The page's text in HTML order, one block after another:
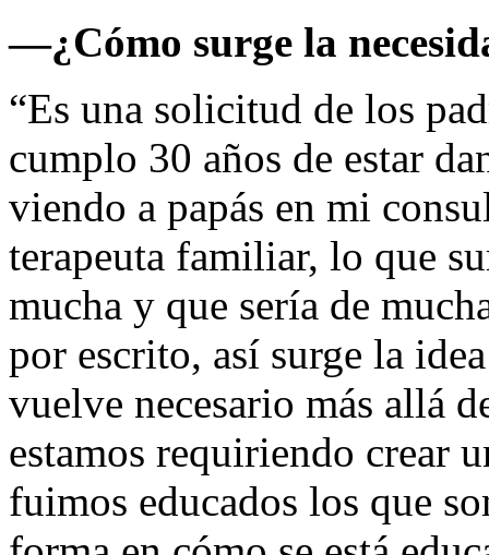
—¿Cómo surge la
“Es una solicitud de los
cumplo 30 años de estar
viendo a papás en mi
terapeuta familiar, lo que
mucha y que sería de
por escrito, así surge la
vuelve necesario más allá
estamos requiriendo crear
fuimos educados los que